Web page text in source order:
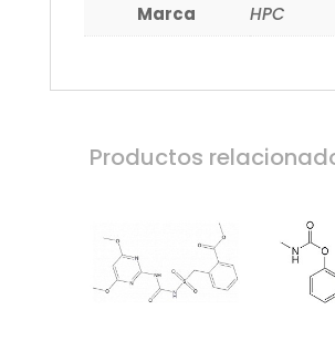
Marca
HPC
Productos